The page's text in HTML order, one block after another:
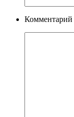
Комментарий